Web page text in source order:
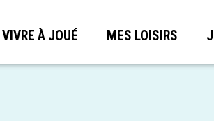
VIVRE À JOUÉ MES LOISIRS